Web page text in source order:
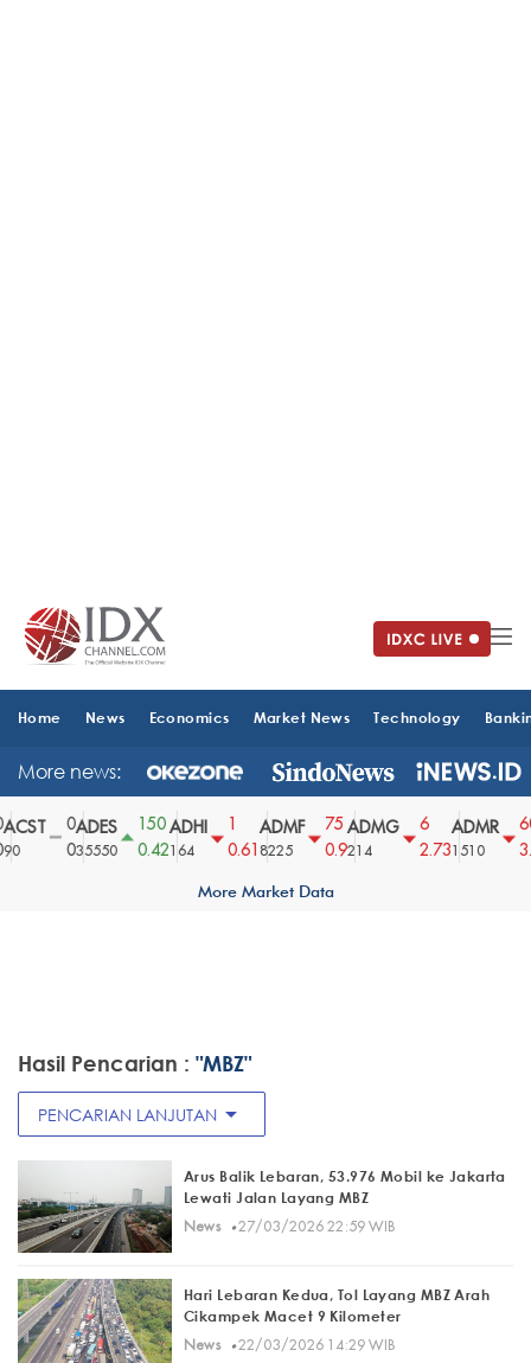
Home News Economics Market News Technology
More news:
ADES
35550
150
0.42
ADHI
164
0.61
ADMF
8225
75
0.9
ADMG
214
2.73
ADMR
1510
60
More Market Data
Hasil Pencarian : "MBZ"
PENCARIAN LANJUTAN arrow_drop_down
Arus Balik Lebaran, 53.976 Mobil ke Jakarta
Lewati Jalan Layang MBZ
News· 27/03/2026 22:59 WIB
Hari Lebaran Kedua, Tol Layang MBZ Arah
Cikampek Macet 9 Kilometer
News· 22/03/2026 14:29 WIB